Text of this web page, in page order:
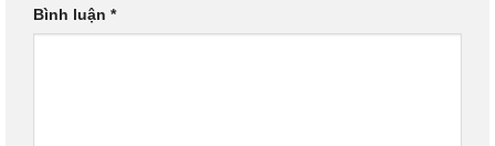
Bình luận *